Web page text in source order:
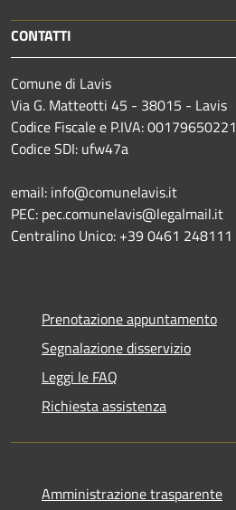
CONTATTI
Comune di Lavis
Via G. Matteotti 45 - 38015 - Lavis
Codice Fiscale e P.IVA: 00179650221
Codice SDI: ufw47a
email: info@comunelavis.it
PEC: pec.comunelavis@legalmail.it
Centralino Unico: +39 0461 248111
Prenotazione appuntamento
Segnalazione disservizio
Leggi le FAQ
Richiesta assistenza
Amministrazione trasparente